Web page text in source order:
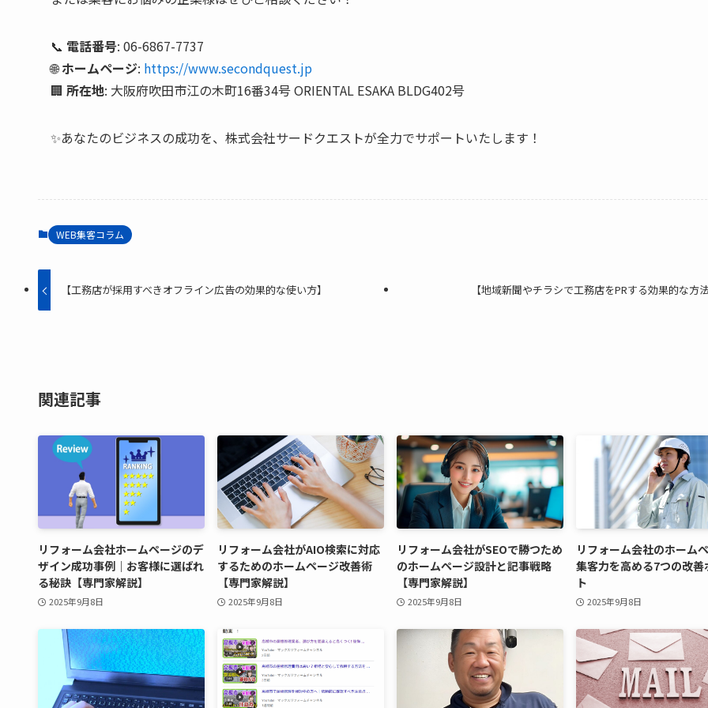
📞 電話番号: 06-6867-7737
🌐ホームページ: https://www.secondquest.jp
🏢 所在地: 大阪府吹田市江の木町16番34号 ORIENTAL ESAKA BLDG402号
✨あなたのビジネスの成功を、株式会社サードクエストが全力でサポートいたします！
WEB集客コラム
【工務店が採用すべきオフライン広告の効果的な使い方】 【地域新聞やチラシで工務店をPRする効果的な方
関連記事
リフォーム会社ホームページのデ
ザイン成功事例｜お客様に選ばれ
る秘訣【専門家解説】
2025年9月8日
リフォーム会社がAIO検索に対応
するためのホームページ改善術
【専門家解説】
2025年9月8日
リフォーム会社がSEOで勝つため
のホームページ設計と記事戦略
【専門家解説】
2025年9月8日
リフォーム会社のホーム
集客力を高める7つの改善
ト
2025年9月8日